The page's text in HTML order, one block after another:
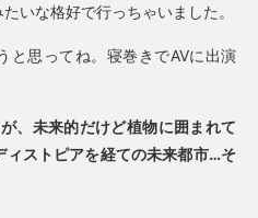
いな格好で行っちゃいました。
と思ってね。寝巻きでAVに出演
、未来的だけど植物に囲まれて
ィストピアを経ての未来都市…そ